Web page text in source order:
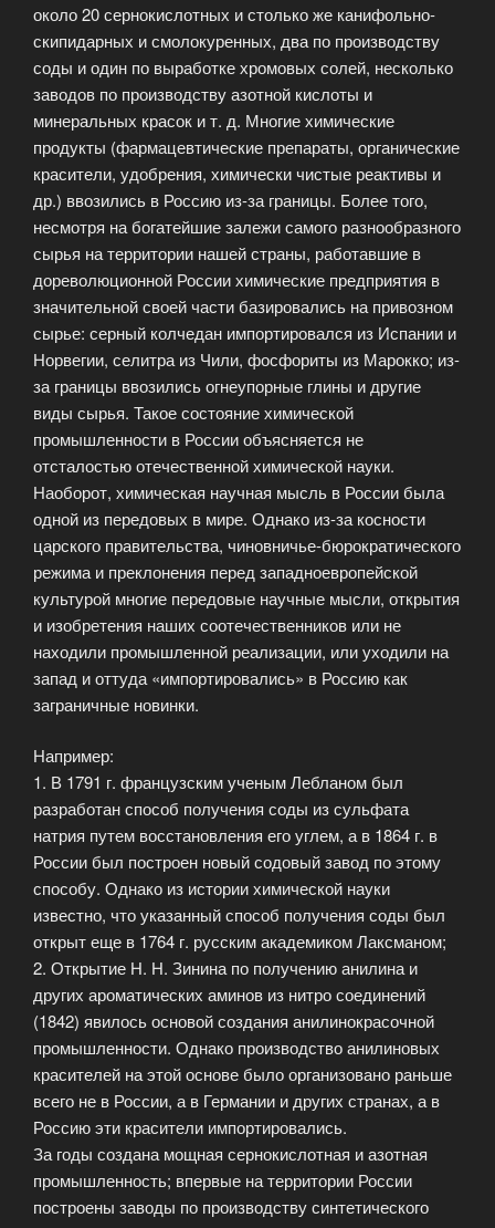
около 20 сернокислотных и столько же канифольно-
скипидарных и смолокуренных, два по производству
соды и один по выработке хромовых солей, несколько
заводов по производству азотной кислоты и
минеральных красок и т. д. Многие химические
продукты (фармацевтические препараты, органические
красители, удобрения, химически чистые реактивы и
др.) ввозились в Россию из-за границы. Более того,
несмотря на богатейшие залежи самого разнообразного
сырья на территории нашей страны, работавшие в
дореволюционной России химические предприятия в
значительной своей части базировались на привозном
сырье: серный колчедан импортировался из Испании и
Норвегии, селитра из Чили, фосфориты из Марокко; из-
за границы ввозились огнеупорные глины и другие
виды сырья. Такое состояние химической
промышленности в России объясняется не
отсталостью отечественной химической науки.
Наоборот, химическая научная мысль в России была
одной из передовых в мире. Однако из-за косности
царского правительства, чиновничье-бюрократического
режима и преклонения перед западноевропейской
культурой многие передовые научные мысли, открытия
и изобретения наших соотечественников или не
находили промышленной реализации, или уходили на
запад и оттуда «импортировались» в Россию как
заграничные новинки.
Например:
1. В 1791 г. французским ученым Лебланом был
разработан способ получения соды из сульфата
натрия путем восстановления его углем, а в 1864 г. в
России был построен новый содовый завод по этому
способу. Однако из истории химической науки
известно, что указанный способ получения соды был
открыт еще в 1764 г. русским академиком Лаксманом;
2. Открытие Н. Н. Зинина по получению анилина и
других ароматических аминов из нитро соединений
(1842) явилось основой создания анилинокрасочной
промышленности. Однако производство анилиновых
красителей на этой основе было организовано раньше
всего не в России, а в Германии и других странах, а в
Россию эти красители импортировались.
За годы создана мощная сернокислотная и азотная
промышленность; впервые на территории России
построены заводы по производству синтетического